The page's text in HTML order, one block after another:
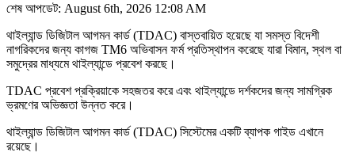
শেষ আপডেট: August 6th, 2026 12:08 AM
থাইল্যান্ড ডিজিটাল আগমন কার্ড (TDAC) বাস্তবায়িত হয়েছে যা সমস্ত বিদেশী
নাগরিকদের জন্য কাগজ TM6 অভিবাসন ফর্ম প্রতিস্থাপন করেছে যারা বিমান, স্থল বা
সমুদ্রের মাধ্যমে থাইল্যান্ডে প্রবেশ করছে।
TDAC প্রবেশ প্রক্রিয়াকে সহজতর করে এবং থাইল্যান্ডে দর্শকদের জন্য সামগ্রিক
ভ্রমণের অভিজ্ঞতা উন্নত করে।
থাইল্যান্ড ডিজিটাল আগমন কার্ড (TDAC) সিস্টেমের একটি ব্যাপক গাইড এখানে
রয়েছে।